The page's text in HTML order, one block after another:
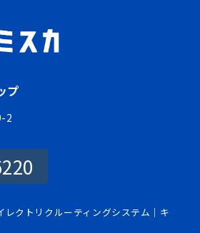
プ
2
レクトリクルーティングシステム｜キ